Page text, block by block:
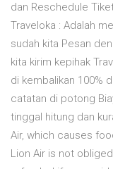
dan Reschedule
Traveloka : Adalah
sudah kita Pesan
kita kirim kepihak
di kembalikan 100%
catatan di potong
tinggal hitung dan
Air, which causes
Lion Air is not